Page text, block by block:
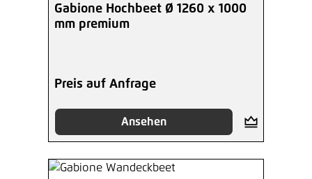
Gabione Hochbeet Ø 1260 x 1000
mm premium
Preis auf Anfrage
Ansehen